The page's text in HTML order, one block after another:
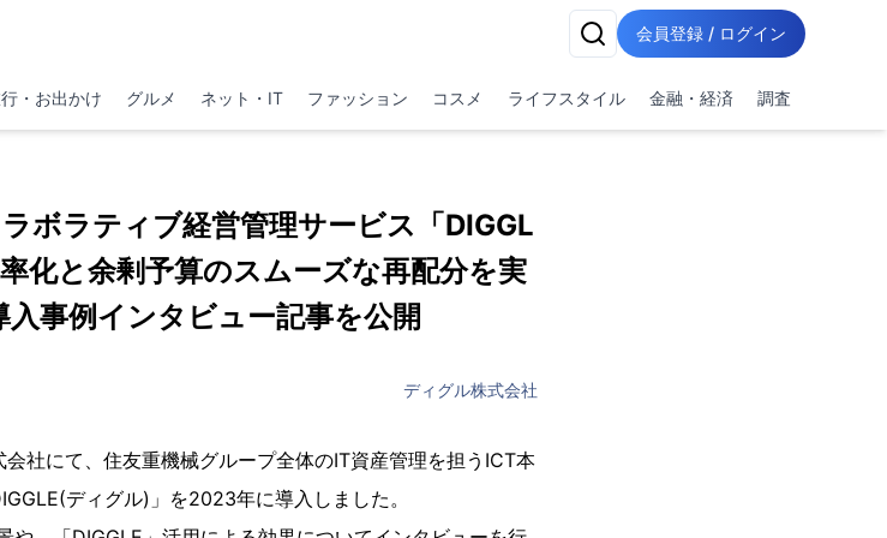
会員登録 / ログイン
・お出かけ グルメ ネット・IT ファッション コスメ ライフスタイル 金融・経済 調査
ボラティブ経営管理サービス「DIGGL
化と余剰予算のスムーズな再配分を実
事例インタビュー記事を公開
ディグル株式会社
社にて、住友重機械グループ全体のIT資産管理を担うICT本
ディグル)」を2023年に導入しました。